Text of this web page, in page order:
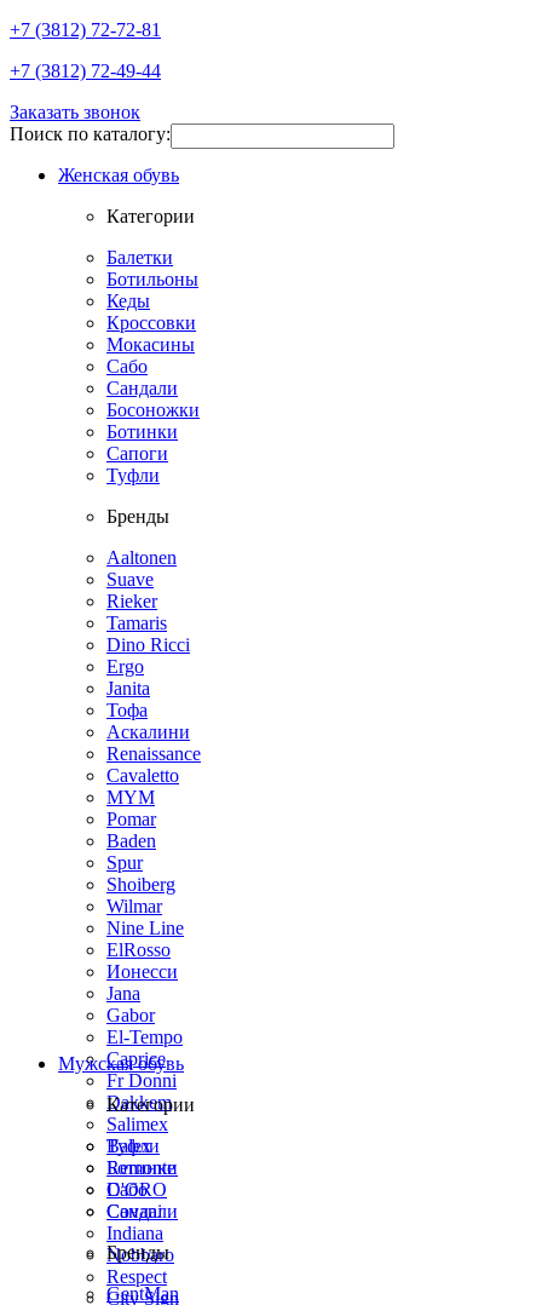
+7 (3812) 72-72-81
+7 (3812) 72-49-44
Заказать звонок
Поиск по каталогу:
Женская обувь
Категории
Балетки
Ботильоны
Кеды
Кроссовки
Мокасины
Сабо
Сандали
Босоножки
Ботинки
Сапоги
Туфли
Бренды
Aaltonen
Suave
Rieker
Tamaris
Dino Ricci
Ergo
Janita
Тофа
Аскалини
Renaissance
Cavaletto
MYM
Pomar
Baden
Spur
Shoiberg
Wilmar
Nine Line
ElRosso
Ионесси
Jana
Gabor
El-Tempo
Caprice
Fr Donni
Dakkem
Salimex
Balex
Remonte
D'ORO
Covani
Indiana
Nobbaro
Respect
City Sign
Мужская обувь
Категории
Туфли
Ботинки
Сабо
Сандали
Бренды
GentMan